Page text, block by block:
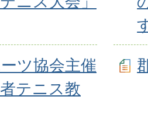
ツ協会主催
者テニス教